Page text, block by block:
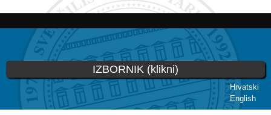
Skoči
glavni
sadržaj
Hrvatski
English
IZBORNIK (klikni)